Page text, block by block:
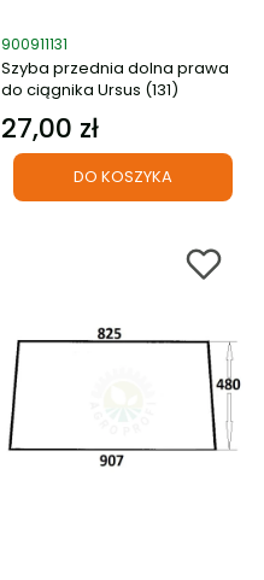
Kod produktu
900911131
Szyba przednia dolna prawa
do ciągnika Ursus (131)
Cena
27,00 zł
DO KOSZYKA